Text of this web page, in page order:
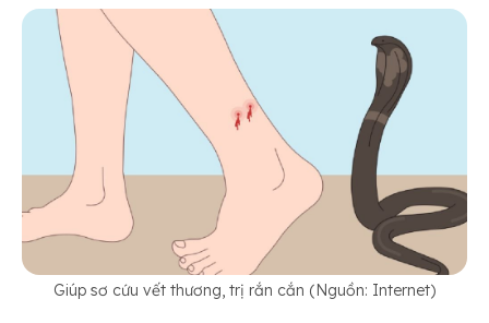
Giúp sơ cứu vết thương, trị rắn cắn (Nguồn: Internet)